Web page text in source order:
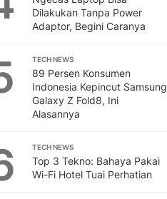
Dilakukan Tanpa Power
Adaptor, Begini Caranya
TECH NEWS
89 Persen Konsumen
Indonesia Kepincut Samsung
Galaxy Z Fold8, Ini
Alasannya
TECH NEWS
Top 3 Tekno: Bahaya Pakai
Wi-Fi Hotel Tuai Perhatian